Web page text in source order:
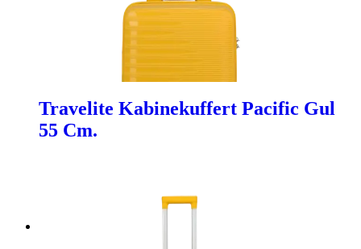
Travelite Kabinekuffert Pacific Gul
55 Cm.